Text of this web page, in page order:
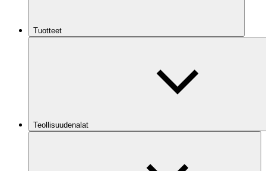
Tuotteet
Teollisuudenalat